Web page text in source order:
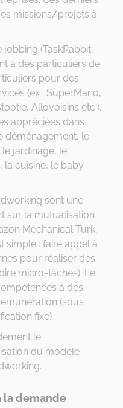
missions/projets à
(TaskRabbit,
à des particuliers de
pour des
(ex : SuperMano,
Allovoisins etc.).
appréciées dans
déménagement, le
jardinage, le
la cuisine, le baby-
sont une
sur la mutualisation
Mechanical Turk,
simple : faire appel à
pour réaliser des
micro-tâches). Le
à des
(sous
fixe) ;
le
du modèle
la demande